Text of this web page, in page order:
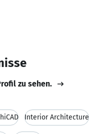
zu sehen.
Interior Architecture